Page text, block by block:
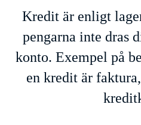
Kredit är enligt
pengarna inte dras
konto. Exempel på
en kredit är